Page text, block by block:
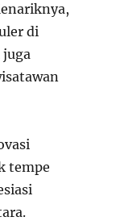
di
tempe